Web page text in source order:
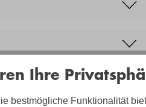
Ihre
bestmögliche Funktionalität